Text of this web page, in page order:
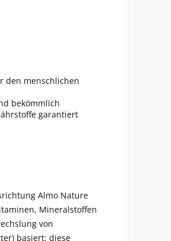
den menschlichen
bekömmlich
garantiert
Almo Nature
Mineralstoffen
von
basiert: diese